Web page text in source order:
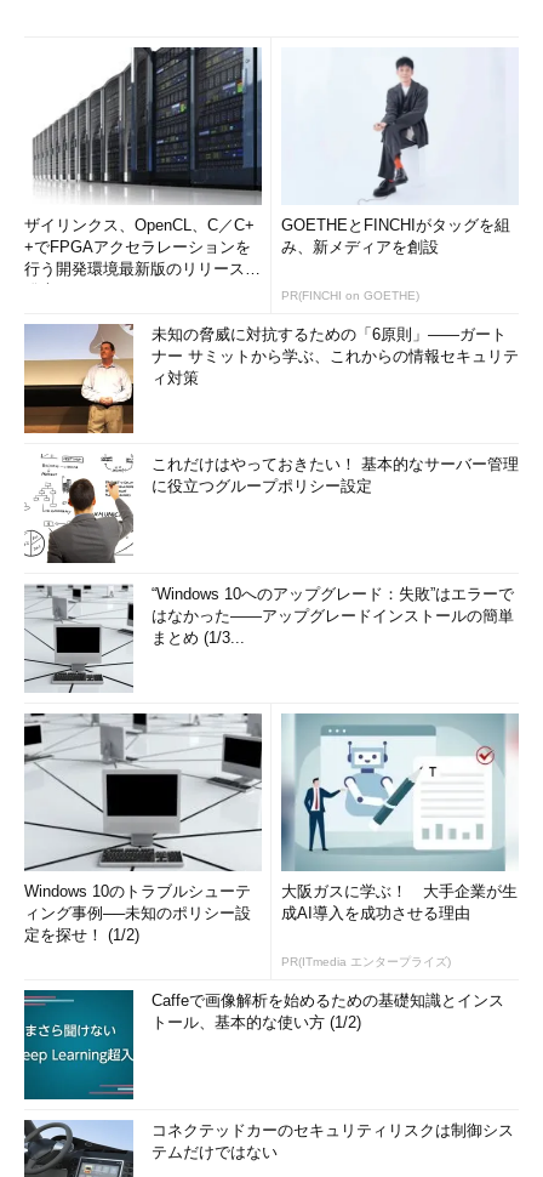
ザイリンクス、OpenCL、C／C+
+でFPGAアクセラレーションを
行う開発環境最新版のリリースを
GOETHEとFINCHIがタッグを組
み、新メディアを創設
PR(FINCHI on GOETHE)
未知の脅威に対抗するための「6原則」――ガート
ナー サミットから学ぶ、これからの情報セキュリテ
ィ対策
これだけはやっておきたい！ 基本的なサーバー管理
に役立つグループポリシー設定
“Windows 10へのアップグレード：失敗”はエラーで
はなかった――アップグレードインストールの簡単
まとめ (1/3...
Windows 10のトラブルシューテ
ィング事例──未知のポリシー設
定を探せ！ (1/2)
大阪ガスに学ぶ！ 大手企業が生
成AI導入を成功させる理由
PR(ITmedia エンタープライズ)
Caffeで画像解析を始めるための基礎知識とインス
トール、基本的な使い方 (1/2)
コネクテッドカーのセキュリティリスクは制御シス
テムだけではない